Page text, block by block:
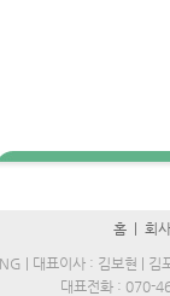
홈 |회
| 대표이사 : 김보현 |
대표전화 : 070-